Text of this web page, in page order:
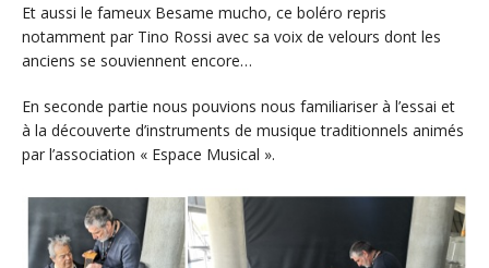
Et aussi le fameux Besame mucho, ce boléro repris
notamment par Tino Rossi avec sa voix de velours dont les
anciens se souviennent encore…
En seconde partie nous pouvions nous familiariser à l’essai et
à la découverte d’instruments de musique traditionnels animés
par l’association « Espace Musical ».